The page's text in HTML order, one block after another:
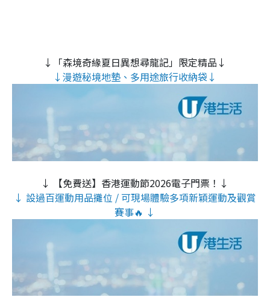
↓「森境奇緣夏日異想尋龍記」限定精品↓
↓漫遊秘境地墊、多用途旅行收納袋↓
↓ 【免費送】香港運動節2026電子門票！↓
↓ 設過百運動用品攤位 / 可現場體驗多項新穎運動及觀賞
賽事🔥 ↓